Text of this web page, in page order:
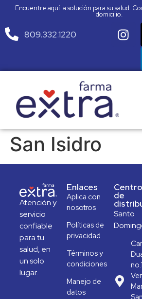
Encuentre aquí la solución para su salud.
domicilio.
809.332.1220
San Isidro
Atención y
servicio
confiable
para tu
salud, en
un solo
lugar.
Enlaces
Aplica con
nosotros
Políticas de
privacidad
Términos y
condiciones
Manejo de
datos
Centro
de
Santo